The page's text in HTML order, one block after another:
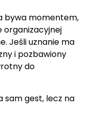
bywa momentem,
organizacyjnej
Jeśli uznanie ma
i pozbawiony
do
sam gest, lecz na